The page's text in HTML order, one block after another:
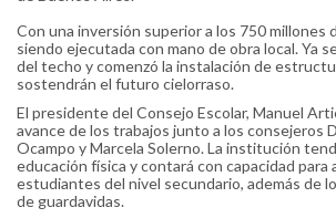
Con una inversión superior a los 750 millones
siendo ejecutada con mano de obra local. Ya
del techo y comenzó la instalación de
sostendrán el futuro cielorraso.
El presidente del Consejo Escolar, Manuel
avance de los trabajos junto a los consejeros
Ocampo y Marcela Solerno. La institución
educación física y contará con capacidad para
estudiantes del nivel secundario, además de
de guardavidas.